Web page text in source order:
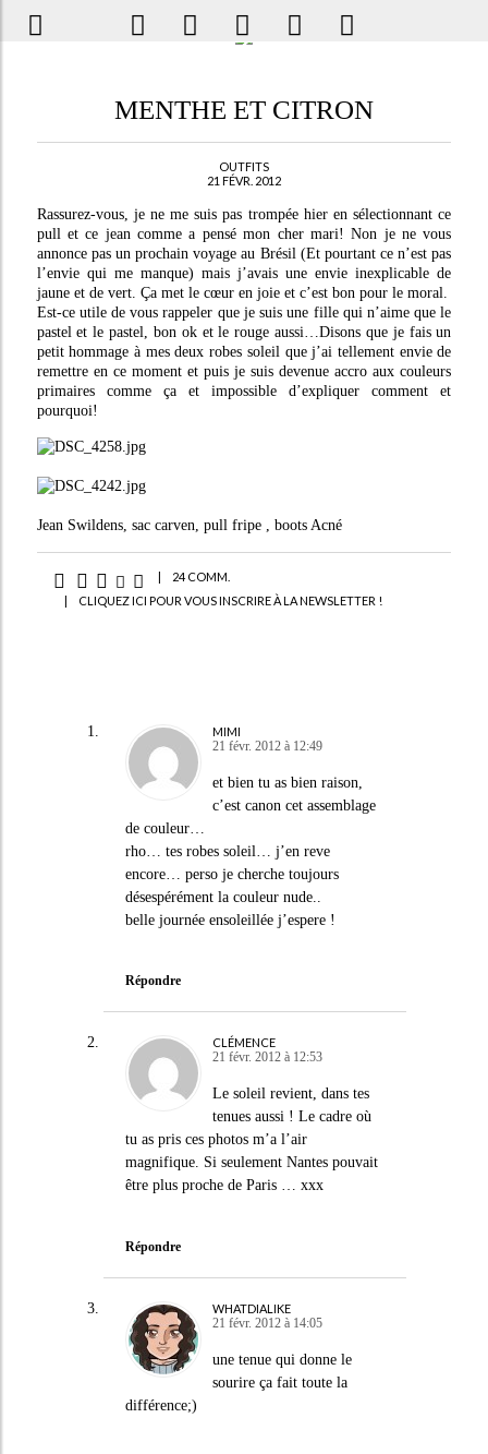
MENTHE ET CITRON
OUTFITS
21 FÉVR. 2012
Rassurez-vous, je ne me suis pas trompée hier en sélectionnant ce
pull et ce jean comme a pensé mon cher mari! Non je ne vous
annonce pas un prochain voyage au Brésil (Et pourtant ce n’est pas
l’envie qui me manque) mais j’avais une envie inexplicable de
jaune et de vert. Ça met le cœur en joie et c’est bon pour le moral.
Est-ce utile de vous rappeler que je suis une fille qui n’aime que le
pastel et le pastel, bon ok et le rouge aussi…Disons que je fais un
petit hommage à mes deux robes soleil que j’ai tellement envie de
remettre en ce moment et puis je suis devenue accro aux couleurs
primaires comme ça et impossible d’expliquer comment et
pourquoi!
Jean Swildens, sac carven, pull fripe , boots Acné
|
24 COMM.
|
CLIQUEZ ICI POUR VOUS INSCRIRE À LA NEWSLETTER !
MIMI
21 févr. 2012 à 12:49
et bien tu as bien raison,
c’est canon cet assemblage
de couleur…
rho… tes robes soleil… j’en reve
encore… perso je cherche toujours
désespérément la couleur nude..
belle journée ensoleillée j’espere !
Répondre
CLÉMENCE
21 févr. 2012 à 12:53
Le soleil revient, dans tes
tenues aussi ! Le cadre où
tu as pris ces photos m’a l’air
magnifique. Si seulement Nantes pouvait
être plus proche de Paris … xxx
Répondre
WHATDIALIKE
21 févr. 2012 à 14:05
une tenue qui donne le
sourire ça fait toute la
différence;)